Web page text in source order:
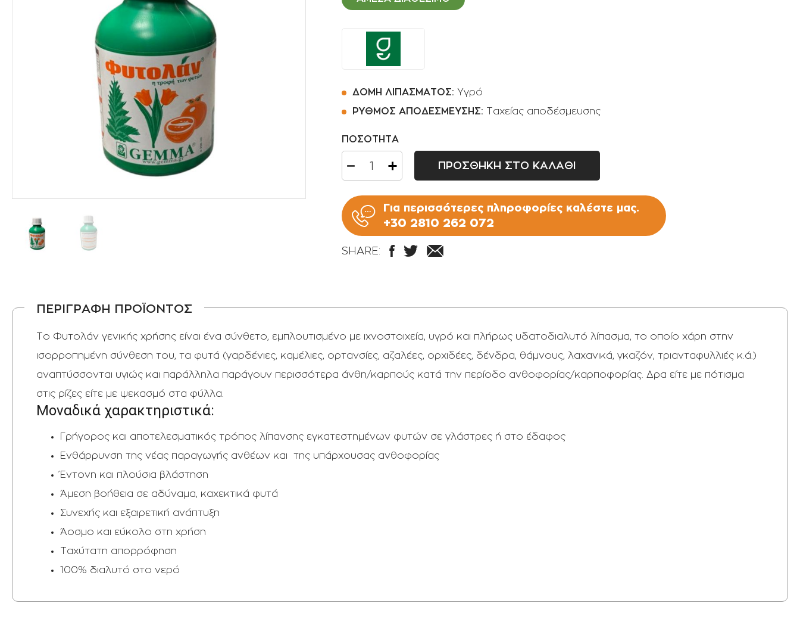
ΛΙΠΑΣΜΑΤΑ
ΣΠΟΡΟΙ - ΒΟΛΒΟΙ
ΠΟΤΙΣΜΑ
ΕΙΔΗ ΚΗΠΟΥ
ΣΥΣΚΕΥΑΣΙΑ - ΑΠΟΘΗΚΕΥΣΗ- ΕΙΔΗ
ΟΙΝΟΠΟΙΪΑΣ- ΕΙΔΗ ΕΛΑΙΟΣΥΛΛΟΓΗΣ
ΕΙΔΗ ΚΟΙΜΗΤΗΡΙΟΥ
Φοινικοειδή
Αρωματικά φυτά -
Αναρριχώμενα φυτά
Βολβοί πολυετής
Κρεμοκλαδή φυτά
Ποτιστήρια
Πριόνια Χειρός
ΔΟΜΗ ΛΙΠΑΣΜΑΤΟΣ: Υγρό
ΡΥΘΜΟΣ ΑΠΟΔΕΣΜΕΥΣΗΣ:
Ταχείας αποδέσμευσης
ΠΟΣΟΤΗΤΑ
ΠΡΟΣΘΗΚΗ ΣΤΟ ΚΑΛΑΘΙ
Για περισσότερες πληροφορίες καλέστε μας.
+30 2810 262 072
SHARE:
ΠΕΡΙΓΡΑΦΗ ΠΡΟΪΟΝΤΟΣ
Το Φυτολάν γενικής χρήσης είναι ένα σύνθετο, εμπλουτισμένο με ιχνοστοιχεία, υγρό και πλήρως υδατοδιαλυτό λίπασμα, το οποίο χάρη στην
ισορροπημένη σύνθεση του, τα φυτά (γαρδένιες, καμέλιες, ορτανσίες, αζαλέες, ορχιδέες, δένδρα, θάμνους, λαχανικά, γκαζόν, τριανταφυλλιές κ.ά.)
αναπτύσσονται υγιώς και παράλληλα παράγουν περισσότερα άνθη/καρπούς κατά την περίοδο ανθοφορίας/καρποφορίας. Δρα είτε με πότισμα
στις ρίζες είτε με ψεκασμό στα φύλλα.
Μοναδικά χαρακτηριστικά:
Γρήγορος και αποτελεσματικός τρόπος λίπανσης εγκατεστημένων φυτών σε γλάστρες ή στο έδαφος
Ενθάρρυνση της νέας παραγωγής ανθέων και της υπάρχουσας ανθοφορίας
Έντονη και πλούσια βλάστηση
Άμεση βοήθεια σε αδύναμα, καχεκτικά φυτά
Συνεχής και εξαιρετική ανάπτυξη
Άοσμο και εύκολο στη χρήση
Ταχύτατη απορρόφηση
100% διαλυτό στο νερό